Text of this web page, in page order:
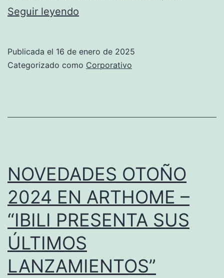
Seguir leyendo
feria
J51.
Del
al
11
de
febrero.
Publicada el 16 de enero de 2025
Categorizado como Corporativo
NOVEDADES OTOÑO
2024 EN ARTHOME –
“IBILI PRESENTA SUS
ÚLTIMOS
LANZAMIENTOS”